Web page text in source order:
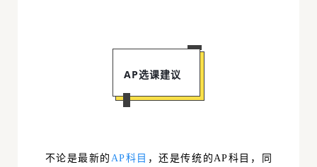
AP选课建议
不论是最新的 AP科目 ，还是传统的AP科目，同